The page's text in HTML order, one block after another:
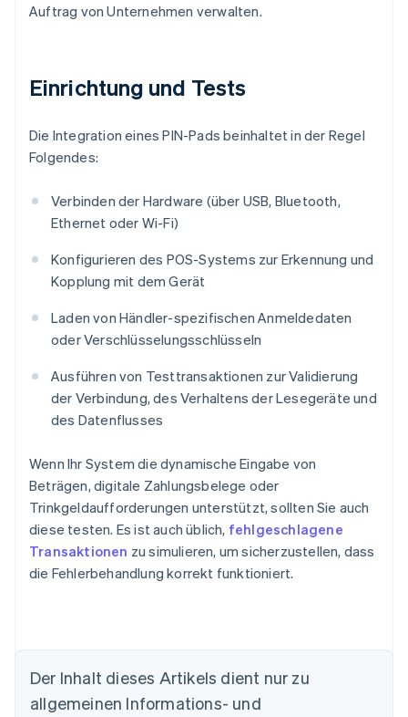
Auftrag von Unternehmen verwalten.
Einrichtung und Tests
Die Integration eines PIN-Pads beinhaltet in der Regel
Folgendes:
Verbinden der Hardware (über USB, Bluetooth,
Ethernet oder Wi-Fi)
Konfigurieren des POS-Systems zur Erkennung und
Kopplung mit dem Gerät
Laden von Händler-spezifischen Anmeldedaten
oder Verschlüsselungsschlüsseln
Ausführen von Testtransaktionen zur Validierung
der Verbindung, des Verhaltens der Lesegeräte und
des Datenflusses
Wenn Ihr System die dynamische Eingabe von
Beträgen, digitale Zahlungsbelege oder
Trinkgeldaufforderungen unterstützt, sollten Sie auch
diese testen. Es ist auch üblich, fehlgeschlagene
Transaktionen zu simulieren, um sicherzustellen, dass
die Fehlerbehandlung korrekt funktioniert.
Der Inhalt dieses Artikels dient nur zu
allgemeinen Informations- und